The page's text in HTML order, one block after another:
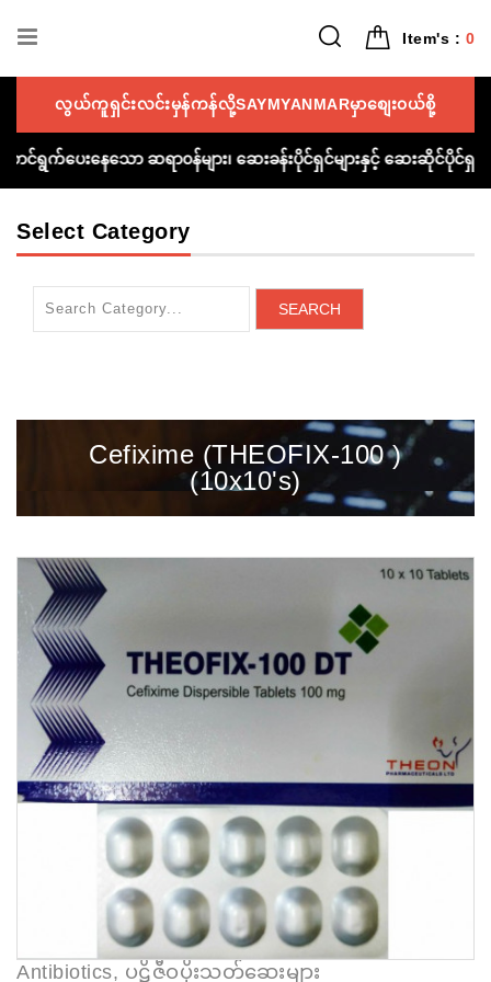
Item's : 0
လွယ်ကူရှင်းလင်းမှန်ကန်လို့SAYMYANMARမှာစျေး၀ယ်စို့
င်ရွက်ပေးနေသော ဆရာ၀န်များ၊ ဆေးခန်းပိုင်ရှင်များနှင့် ဆေး
Select Category
SEARCH
Cefixime (THEOFIX-100 )
(10x10's)
Antibiotics, ပဠိဇီဝပိုးသတ်ဆေးများ